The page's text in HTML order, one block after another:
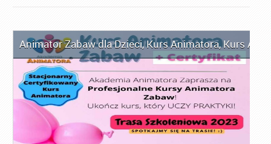
Animator Zabaw dla Dzieci,Kurs Animatora,Kurs